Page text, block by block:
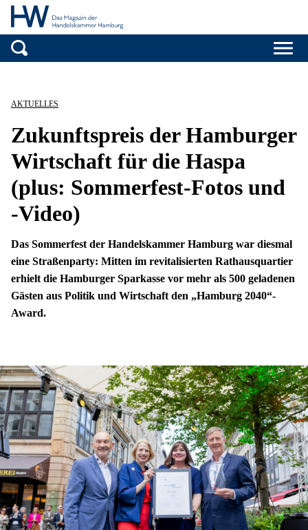
Handelskammer
AKTUELLES
Zukunftspreis der Hamburger
Wirtschaft für die Haspa
(plus: Sommerfest-Fotos und
-Video)
Das Sommerfest der Handelskammer Hamburg war diesmal
eine Straßenparty: Mitten im revitalisierten Rathausquartier
erhielt die Hamburger Sparkasse vor mehr als 500 geladenen
Gästen aus Politik und Wirtschaft den „Hamburg 2040“-
Award.